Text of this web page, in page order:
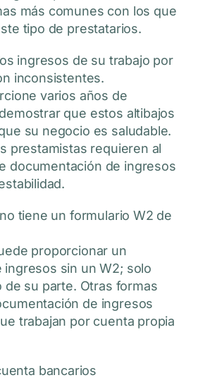
más comunes con los que
tipo de prestatarios.
ingresos de su trabajo por
inconsistentes.
varios años de
que estos altibajos
su negocio es saludable.
prestamistas requieren al
documentación de ingresos
no tiene un formulario W2 de
proporcionar un
sin un W2; solo
de su parte. Otras formas
de ingresos
trabajan por cuenta propia
bancarios